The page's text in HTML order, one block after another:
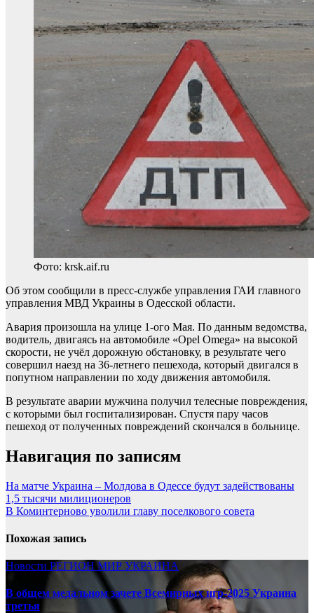
Фото: krsk.aif.ru
Об этом сообщили в пресс-службе управления ГАИ главного
управления МВД Украины в Одесской области.
Авария произошла на улице 1-ого Мая. По данным ведомства,
водитель, двигаясь на автомобиле «Opel Omega» на высокой
скорости, не учёл дорожную обстановку, в результате чего
совершил наезд на 36-летнего пешехода, который двигался в
попутном направлении по ходу движения автомобиля.
В результате аварии мужчина получил телесные повреждения,
с которыми был госпитализирован. Спустя пару часов
пешеход от полученных повреждений скончался в больнице.
Навигация по записям
На матче Украина – Молдова в Одессе будут задействованы
1,5 тысячи милиционеров
В Коминтерново уволили главу поселкового совета
Похожая запись
Новости РЕГИОНМИР УКРАИНА
В общем медальном зачете Всемирных игр-2025 Украина
третья